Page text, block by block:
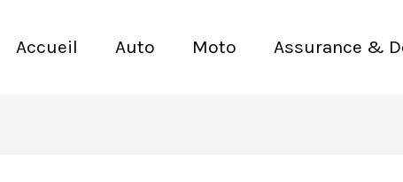
Accueil Auto Moto Assurance &